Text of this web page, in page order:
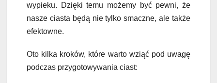
wypieku. Dzięki temu możemy być pewni, że
nasze ciasta będą nie tylko smaczne, ale także
efektowne.
Oto kilka kroków, które warto wziąć pod uwagę
podczas przygotowywania ciast: